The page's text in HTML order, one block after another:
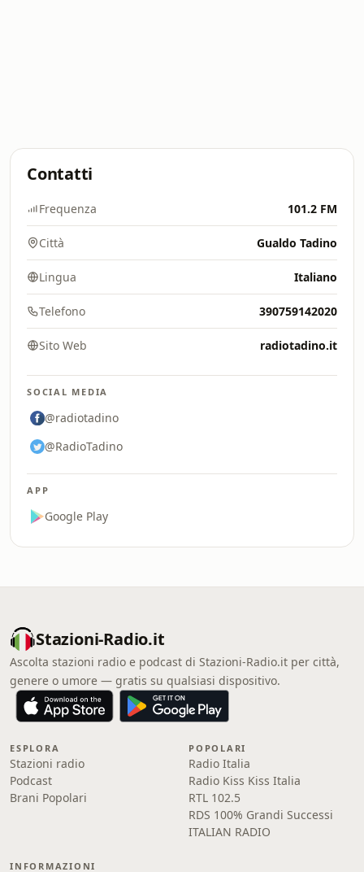
Contatti
Frequenza 101.2 FM
Città Gualdo Tadino
Lingua Italiano
Telefono 390759142020
Sito Web radiotadino.it
SOCIAL MEDIA
@radiotadino
@RadioTadino
APP
Google Play
Stazioni-Radio.it
Ascolta stazioni radio e podcast di Stazioni-Radio.it per città,
genere o umore — gratis su qualsiasi dispositivo.
ESPLORA
Stazioni radio
Podcast
Brani Popolari
POPOLARI
Radio Italia
Radio Kiss Kiss Italia
RTL 102.5
RDS 100% Grandi Successi
ITALIAN RADIO
INFORMAZIONI